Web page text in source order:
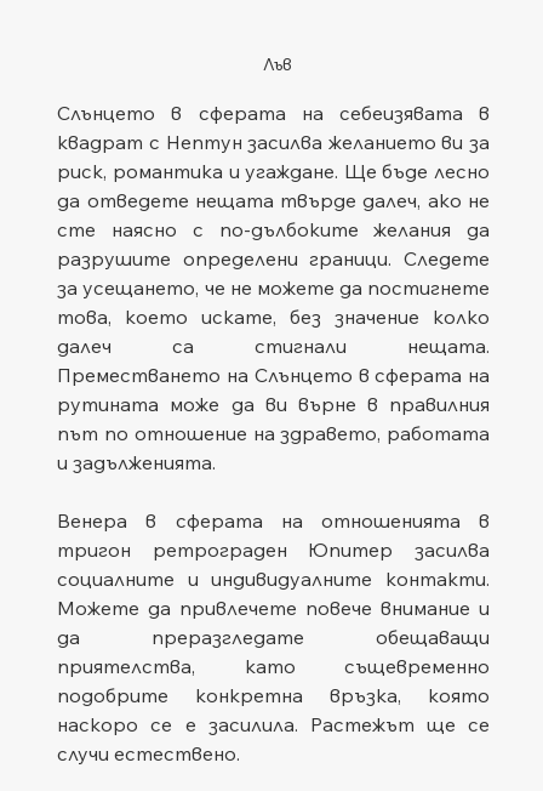
Лъв
Слънцето в сферата на себеизявата в
квадрат с Нептун засилва желанието ви за
риск, романтика и угаждане. Ще бъде лесно
да отведете нещата твърде далеч, ако не
сте наясно с по-дълбоките желания да
разрушите определени граници. Следете
за усещането, че не можете да постигнете
това, което искате, без значение колко
далеч са стигнали нещата.
Преместването на Слънцето в сферата на
рутината може да ви върне в правилния
път по отношение на здравето, работата
и задълженията.
Венера в сферата на отношенията в
тригон ретрограден Юпитер засилва
социалните и индивидуалните контакти.
Можете да привлечете повече внимание и
да преразгледате обещаващи
приятелства, като същевременно
подобрите конкретна връзка, която
наскоро се е засилила. Растежът ще се
случи естествено.